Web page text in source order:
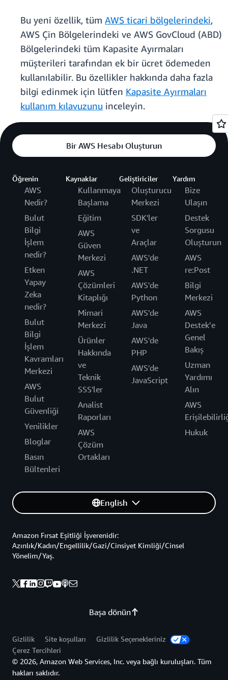
Bu yeni özellik, tüm AWS ticari bölgelerindeki,
AWS Çin Bölgelerindeki ve AWS GovCloud (ABD)
Bölgelerindeki tüm Kapasite Ayırmaları
müşterileri tarafından ek bir ücret ödemeden
kullanılabilir. Bu özellikler hakkında daha fazla
bilgi edinmek için lütfen Kapasite Ayırmaları
kullanım kılavuzunu inceleyin.
Bir AWS Hesabı Oluşturun
Öğrenin
AWS
Nedir?
Bulut
Bilgi
İşlem
nedir?
Etken
Yapay
Zeka
nedir?
Bulut
Bilgi
İşlem
Kavramları
Merkezi
AWS
Bulut
Güvenliği
Yenilikler
Bloglar
Basın
Bültenleri
Kaynaklar
Kullanmaya
Başlama
Eğitim
AWS
Güven
Merkezi
AWS
Çözümleri
Kitaplığı
Mimari
Merkezi
Ürünler
Hakkında
ve
Teknik
SSS'ler
Analist
Raporları
AWS
Çözüm
Ortakları
Geliştiriciler
Oluşturucu
Merkezi
SDK'ler
ve
Araçlar
AWS'de
.NET
AWS'de
Python
AWS'de
Java
AWS'de
PHP
AWS'de
JavaScript
Yardım
Bize
Ulaşın
Destek
Sorgusu
Oluşturun
AWS
re:Post
Bilgi
Merkezi
AWS
Destek’e
Genel
Bakış
Uzman
Yardımı
Alın
AWS
Hukuk
English
Başa dönün
Amazon Fırsat Eşitliği İşverenidir:
Azınlık/Kadın/Engellilik/Gazi/Cinsiyet Kimliği/Cinsel
Yönelim/Yaş.
Gizlilik Site koşulları
Gizlilik Seçenekleriniz
Çerez Tercihleri
© 2026, Amazon Web Services, Inc. veya bağlı kuruluşları. Tüm
hakları saklıdır.